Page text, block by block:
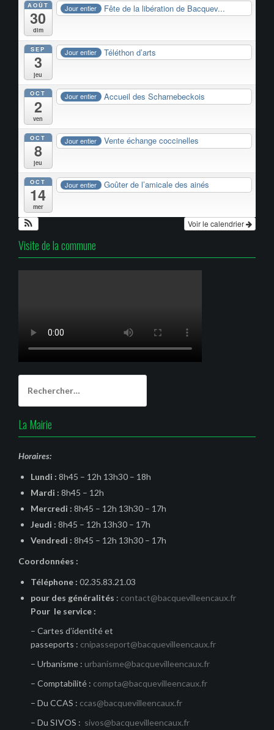
AOÛT
30
dim
Jour entier Fête de la libération de Bacquev...
SEP
3
jeu
Jour entier Téléthon d’arts
OCT
2
ven
Jour entier Accueil des Scharnebeckois
OCT
8
jeu
Jour entier Vente échange coccinelles
OCT
14
mer
Jour entier Goûter de l’amicale des ainés
Voir le calendrier
Visite de la commune
La Mairie
Horaires:
Lundi : 8h45 – 12h 13h30 – 18h
Mardi : 8h45 – 12h
Mercredi : 8h45 – 12h 13h30 – 17h
Jeudi : 8h45 – 12h 13h30 – 17h
Vendredi : 8h45 – 12h 13h30 – 17h
Coordonnées :
Téléphone : 02.35.83.21.03
pour des généralités : contact@bacquevilleencaux.fr
Pour le service :
– Cartes d’identité et
passeports : cnipasseport@bacquevilleencaux.fr
– Urbanisme : urbanisme@bacquevilleencaux.fr
– Comptabilité : compta@bacquevilleencaux.fr
– Du CCAS : ccas@bacquevilleencaux.fr
– Du SIVOS : sivos@bacquevilleencaux.fr